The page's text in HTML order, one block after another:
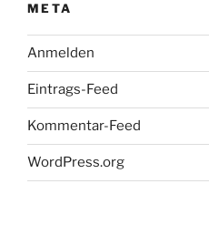
META
Anmelden
Eintrags-Feed
Kommentar-Feed
WordPress.org